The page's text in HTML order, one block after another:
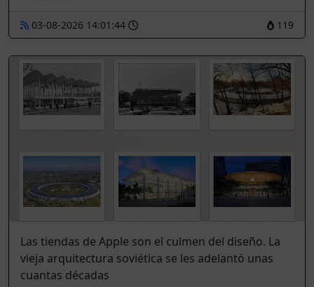
119
03-08-2026 14:01:44
Las tiendas de Apple son el culmen del diseño. La
vieja arquitectura soviética se les adelantó unas
cuantas décadas